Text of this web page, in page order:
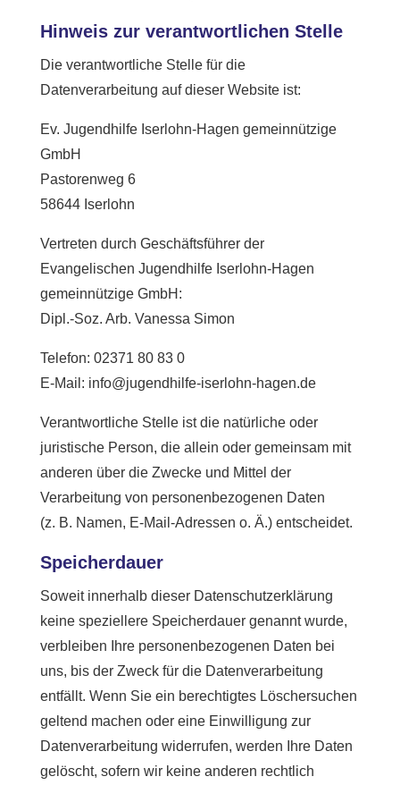
Hinweis zur verantwortlichen Stelle
Die verantwortliche Stelle für die
Datenverarbeitung auf dieser Website ist:
Ev. Jugendhilfe Iserlohn-Hagen gemeinnützige
GmbH
Pastorenweg 6
58644 Iserlohn
Vertreten durch Geschäftsführer der
Evangelischen Jugendhilfe Iserlohn-Hagen
gemeinnützige GmbH:
Dipl.-Soz. Arb. Vanessa Simon
Telefon: 02371 80 83 0
E-Mail: info@jugendhilfe-iserlohn-hagen.de
Verantwortliche Stelle ist die natürliche oder
juristische Person, die allein oder gemeinsam mit
anderen über die Zwecke und Mittel der
Verarbeitung von personenbezogenen Daten
(z. B. Namen, E-Mail-Adressen o. Ä.) entscheidet.
Speicherdauer
Soweit innerhalb dieser Datenschutzerklärung
keine speziellere Speicherdauer genannt wurde,
verbleiben Ihre personenbezogenen Daten bei
uns, bis der Zweck für die Datenverarbeitung
entfällt. Wenn Sie ein berechtigtes Löschersuchen
geltend machen oder eine Einwilligung zur
Datenverarbeitung widerrufen, werden Ihre Daten
gelöscht, sofern wir keine anderen rechtlich